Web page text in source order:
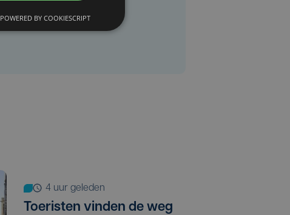
4 uur geleden
Toeristen vinden de weg
POWERED BY COOKIESCRIPT